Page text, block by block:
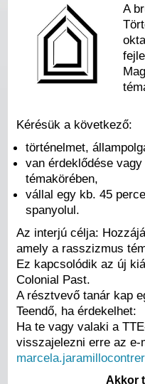
A
Kérésük a következő:
történelmet,
van érdeklődése
témakörében,
vállal egy kb. 45
spanyolul.
Az interjú célja:
amely a rasszizmus
Ez kapcsolódik az új
Colonial Past.
A résztvevő tanár kap
Teendő, ha érdekelhet:
Ha te vagy valaki a
visszajelezni erre az e-
Akkor